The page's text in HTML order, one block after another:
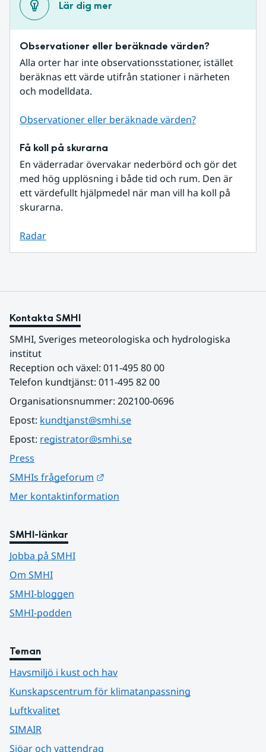
Lär dig mer
Observationer eller beräknade värden?
Alla orter har inte observationsstationer, istället
beräknas ett värde utifrån stationer i närheten
och modelldata.
Observationer eller beräknade värden?
Få koll på skurarna
En väderradar övervakar nederbörd och gör det
med hög upplösning i både tid och rum. Den är
ett värdefullt hjälpmedel när man vill ha koll på
skurarna.
Radar
Kontakta SMHI
SMHI, Sveriges meteorologiska och hydrologiska
institut
Reception och växel: 011-495 80 00
Telefon kundtjänst: 011-495 82 00
Organisationsnummer: 202100-0696
Epost: kundtjanst@smhi.se
Epost: registrator@smhi.se
Press
SMHIs frågeforum
Mer kontaktinformation
SMHI-länkar
Jobba på SMHI
Om SMHI
SMHI-bloggen
SMHI-podden
Teman
Havsmiljö i kust och hav
Kunskapscentrum för klimatanpassning
Luftkvalitet
SIMAIR
Sjöar och vattendrag